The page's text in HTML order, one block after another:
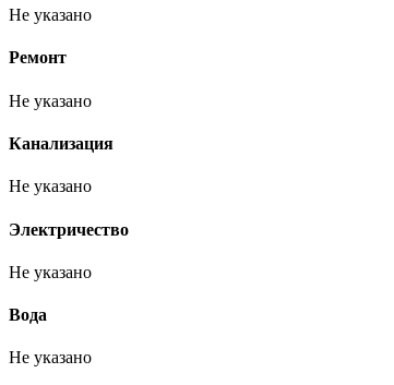
Не указано
Ремонт
Не указано
Канализация
Не указано
Электричество
Не указано
Вода
Не указано